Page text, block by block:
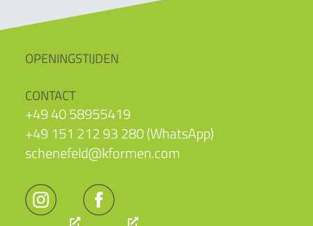
OPENINGSTIJDEN
CONTACT
+49 40 58955419
+49 151 212 93 280 (WhatsApp)
schenefeld@kformen.com